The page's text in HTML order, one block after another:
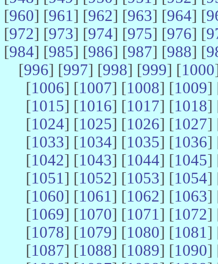
[960] [961] [962] [963] [964] [
[972] [973] [974] [975] [976] [
[984] [985] [986] [987] [988] [
[996] [997] [998] [999] [1000
[1006] [1007] [1008] [1009]
[1015] [1016] [1017] [1018]
[1024] [1025] [1026] [1027]
[1033] [1034] [1035] [1036]
[1042] [1043] [1044] [1045]
[1051] [1052] [1053] [1054]
[1060] [1061] [1062] [1063]
[1069] [1070] [1071] [1072]
[1078] [1079] [1080] [1081]
[1087] [1088] [1089] [1090]